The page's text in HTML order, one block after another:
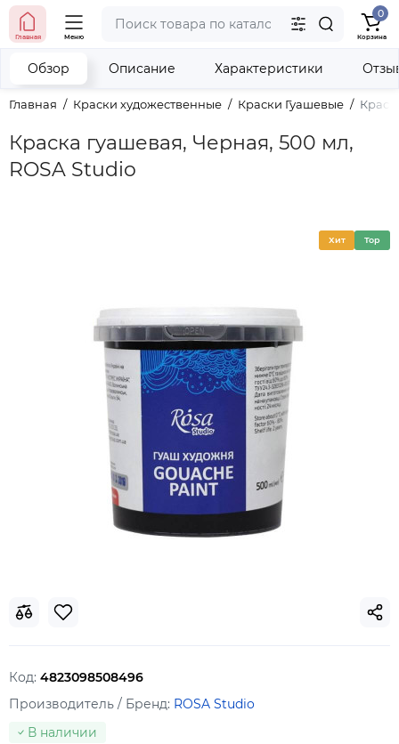
тел. (098) 673-42-06
наши контакты
Главная Меню
0
Корзина
Главная Краски художественные Краски Гуашевые
Краска гуашевая, Черная, 500 мл,
ROSA Studio
Обзор Описание Характеристики
Хит Top
Код: 4823098508496
Производитель / Бренд: ROSA Studio
В наличии